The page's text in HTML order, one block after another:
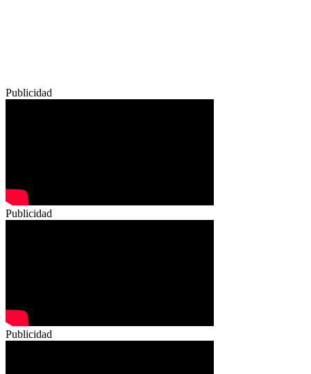
Publicidad
Publicidad
Publicidad